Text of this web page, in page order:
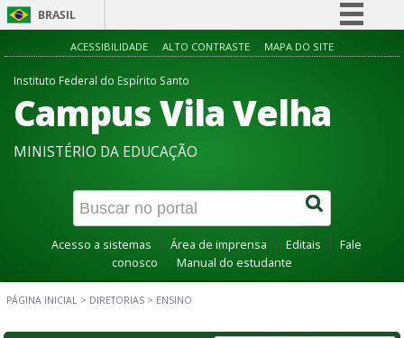
BRASIL
Simplifique!
Participe
Acesso à informação
Canais
ACESSIBILIDADE ALTO CONTRASTE MAPA DO SITE
Instituto Federal do Espírito Santo
Campus Vila Velha
MINISTÉRIO DA EDUCAÇÃO
Acesso a sistemas Área de imprensa Editais
Fale
conosco
Manual do estudante
PÁGINA INICIAL > DIRETORIAS > ENSINO